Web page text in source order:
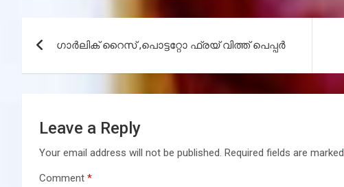
navigation
ഗാർലിക് റൈസ് ,പൊട്ടറ്റോ ഫ്രയ് വിത്ത് പെപ്പർ
Leave a Reply
Your email address will not be published. Required fields are marked
Comment *